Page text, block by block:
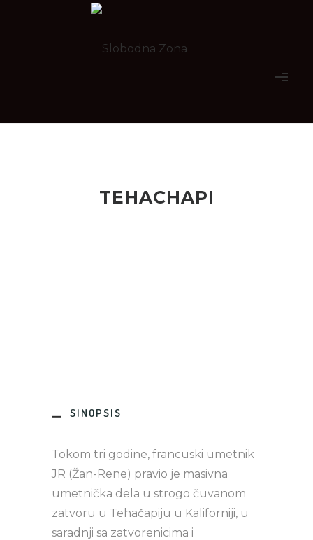
TEHACHAPI
SINOPSIS
Tokom tri godine, francuski umetnik
JR (Žan-Rene) pravio je masivna
umetnička dela u strogo čuvanom
zatvoru u Tehačapiju u Kaliforniji, u
saradnji sa zatvorenicima i